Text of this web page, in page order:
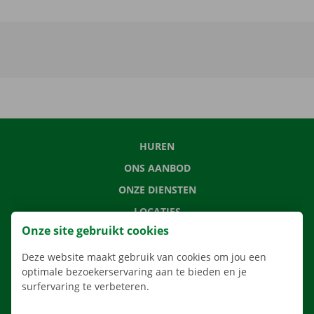
HUREN
ONS AANBOD
ONZE DIENSTEN
LOCATIES
APP
VERHUISOPLOSSINGEN
Onze site gebruikt cookies
Deze website maakt gebruik van cookies om jou een
optimale bezoekerservaring aan te bieden en je
surfervaring te verbeteren.